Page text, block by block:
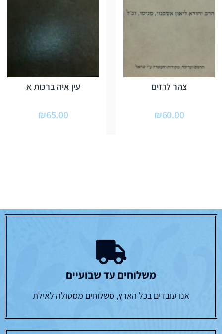
צהר לרזים
₪60.00
עין איה ברכות א
₪65.00
משלוחים עד שבועיים
אנו עובדים בכל הארץ, משלוחים ממטולה לאילת